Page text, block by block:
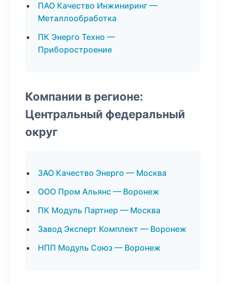
ПАО Качество Инжиниринг —
Металлообработка
ПК Энерго Техно —
Приборостроение
Компании в регионе:
Центральный федеральный
округ
ЗАО Качество Энерго — Москва
ООО Пром Альянс — Воронеж
ПК Модуль Партнер — Москва
Завод Эксперт Комплект — Воронеж
НПП Модуль Союз — Воронеж